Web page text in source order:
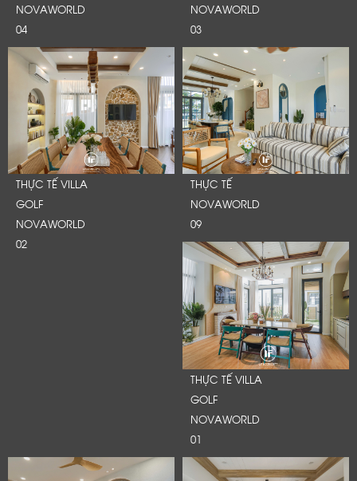
NOVAWORLD
04
NOVAWORLD
03
THỰC TẾ VILLA
GOLF
NOVAWORLD
02
THỰC TẾ
NOVAWORLD
09
THỰC TẾ VILLA
GOLF
NOVAWORLD
01
LỜI CẢM ƠN
LIFECONCEPT